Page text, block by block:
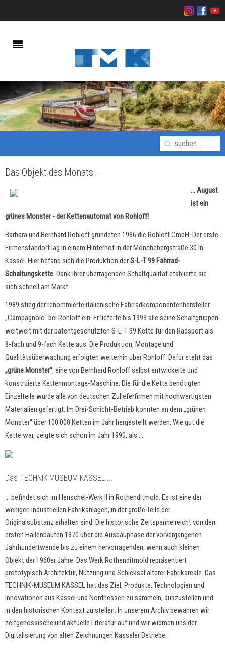
Das Objekt des Monats ...
... August
ist ein
grünes Monster - der Kettenautomat von Rohloff!
Barbara und Bernhard Rohloff gründeten 1986 die Rohloff GmbH. Der erste
Firmenstandort lag in einem Hinterhof in der Mönchebergstraße 30 in
Kassel. Hier befand sich die Produktion derS-L-T 99 Fahrrad-
Schaltungskette . Dank ihrer überragenden Schaltqualität etablierte sie
sich schnell am Markt.
1989 stieg der renommierte italienische Fahrradkomponentenhersteller
„Campagnolo“ bei Rohloff ein. Er lieferte bis 1993 alle seine Schaltgruppen
weltweit mit der patentgeschützten S-L-T 99 Kette für den Radsport als
8-fach und 9-fach Kette aus. Die Produktion, Montage und
Qualitätsüberwachung erfolgten weiterhin über Rohloff. Dafür steht das
„grüne Monster“, eine von Bernhard Rohloff selbst entwickelte und
konstruierte Kettenmontage-Maschine. Die für die Kette benötigten
Einzelteile wurde alle von deutschen Zulieferfirmen mit hochwertigsten
Materialien gefertigt. Im Drei-Schicht-Betrieb konnten an dem „grünen
Monster“ über 100.000 Ketten im Jahr hergestellt werden. Wie gut die
Kette war, zeigte sich schon im Jahr 1990, als ...
Das TECHNIK-MUSEUM KASSEL ...
... befindet sich im Henschel-Werk II in Rothenditmold. Es ist eine der
wenigen industriellen Fabrikanlagen, in der große Teile der
Originalsubstanz erhalten sind. Die historische Zeitspanne reicht von den
ersten Hallenbauten 1870 über die Ausbauphase der vorvergangenen
Jahrhundertwende bis zu einem hervorragenden, wenn auch kleinen
Objekt der 1960er Jahre. Das Werk Rothenditmold repräsentiert
prototypisch Architektur, Nutzung und Schicksal älterer Fabrikareale. Das
TECHNIK-MUSEUM KASSEL hat das Ziel, Produkte, Technologien und
Innovationen aus Kassel und Nordhessen zu sammeln, auszustellen und
in den historischen Kontext zu stellen. In unserem Archiv bewahren wir
zeitgenössische und aktuelle Literatur auf und wir widmen uns der
Digitalisierung von alten Zeichnungen Kasseler Betriebe.